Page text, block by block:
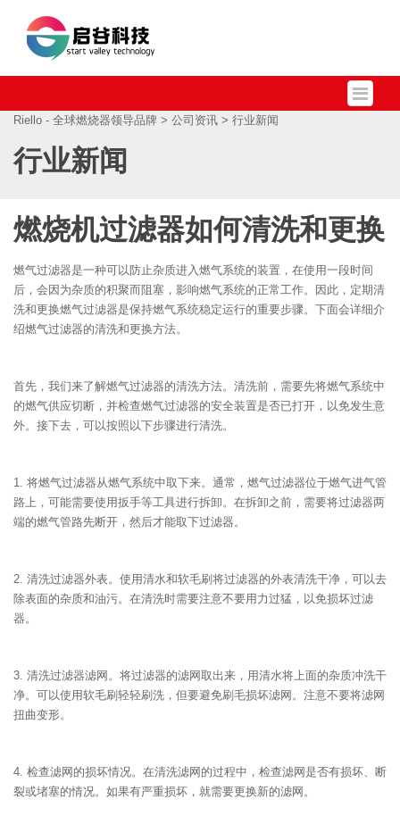
Riello - 全球燃烧器领导品牌 > 公司资讯 > 行业新闻
行业新闻
燃烧机过滤器如何清洗和更换
燃气过滤器是一种可以防止杂质进入燃气系统的装置，在使用一段时间
后，会因为杂质的积聚而阻塞，影响燃气系统的正常工作。因此，定期清
洗和更换燃气过滤器是保持燃气系统稳定运行的重要步骤。下面会详细介
绍燃气过滤器的清洗和更换方法。
首先，我们来了解燃气过滤器的清洗方法。清洗前，需要先将燃气系统中
的燃气供应切断，并检查燃气过滤器的安全装置是否已打开，以免发生意
外。接下去，可以按照以下步骤进行清洗。
1. 将燃气过滤器从燃气系统中取下来。通常，燃气过滤器位于燃气进气管
路上，可能需要使用扳手等工具进行拆卸。在拆卸之前，需要将过滤器两
端的燃气管路先断开，然后才能取下过滤器。
2. 清洗过滤器外表。使用清水和软毛刷将过滤器的外表清洗干净，可以去
除表面的杂质和油污。在清洗时需要注意不要用力过猛，以免损坏过滤
器。
3. 清洗过滤器滤网。将过滤器的滤网取出来，用清水将上面的杂质冲洗干
净。可以使用软毛刷轻轻刷洗，但要避免刷毛损坏滤网。注意不要将滤网
扭曲变形。
4. 检查滤网的损坏情况。在清洗滤网的过程中，检查滤网是否有损坏、断
裂或堵塞的情况。如果有严重损坏，就需要更换新的滤网。